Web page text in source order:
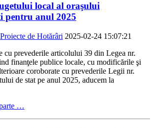
local al oraşului
pentru anul 2025
Proiecte de Hotărâri 2025-02-24 15:07:21
cu prevederile articolului 39 din Legea nr.
finanţele publice locale, cu modificările şi
coroborate cu prevederile Legii nr.
de stat pe anul 2025, aducem la
…